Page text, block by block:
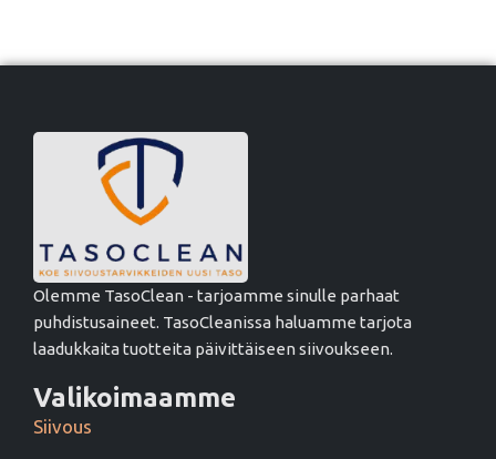
Olemme TasoClean - tarjoamme sinulle parhaat
puhdistusaineet. TasoCleanissa haluamme tarjota
laadukkaita tuotteita päivittäiseen siivoukseen.
Valikoimaamme
Siivous